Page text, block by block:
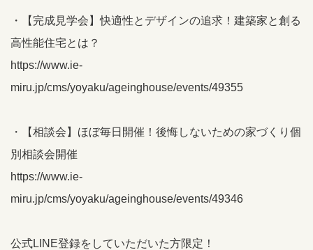
・【完成見学会】快適性とデザインの追求！建築家と創る
高性能住宅とは？
https://www.ie-
miru.jp/cms/yoyaku/ageinghouse/events/49355
・【相談会】ほぼ毎日開催！後悔しないための家づくり個
別相談会開催
https://www.ie-
miru.jp/cms/yoyaku/ageinghouse/events/49346
公式LINE登録をしていただいた方限定！